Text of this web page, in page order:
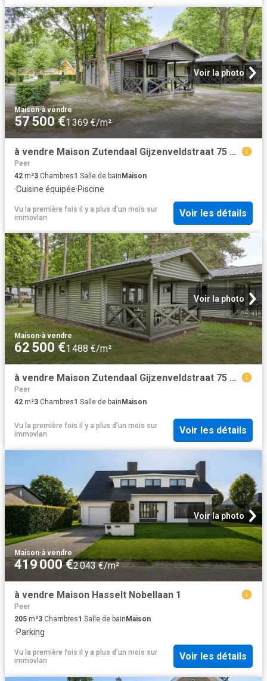
Voir la photo
Maison·à vendre
57 500 €1 369 €/m²
à vendre Maison Zutendaal Gijzenveldstraat 75 434
Peer
42 m²3 Chambres1 Salle de bainMaison
·Cuisine équipée·Piscine
Vu la première fois il y a plus d'un mois sur
immovlan
Voir les détails
Voir la photo
Maison·à vendre
62 500 €1 488 €/m²
à vendre Maison Zutendaal Gijzenveldstraat 75 445
Peer
42 m²3 Chambres1 Salle de bain Maison
Vu la première fois il y a plus d'un mois sur
immovlan
Voir les détails
Voir la photo
Maison·à vendre
419 000 €2 043 €/m²
à vendre Maison Hasselt Nobellaan 1
Peer
205 m²3 Chambres1 Salle de bainMaison
·Parking
Vu la première fois il y a plus d'un mois sur
immovlan
Voir les détails